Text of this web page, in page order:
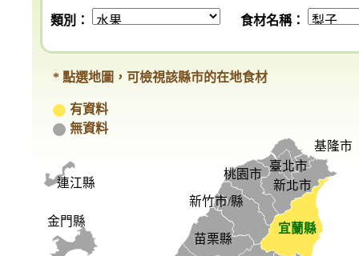
類別： 食材名稱：
* 點選地圖，可檢視該縣市的在地食材
有資料
無資料
連江縣
金門縣
基隆市
新北市
臺北市
桃園市
新竹市/縣
苗栗縣
宜蘭縣